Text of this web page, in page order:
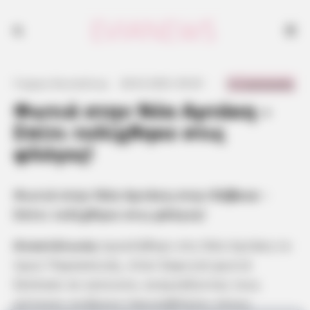
Φωτιά στην Νέα Αρτάκη –
Σπίτι τυλίχθηκε στις
φλόγες!
Φωτιά στην Νέα Αρτάκη στην Εύβοια
γείτονες να βγουν πανικόβλητοι στους